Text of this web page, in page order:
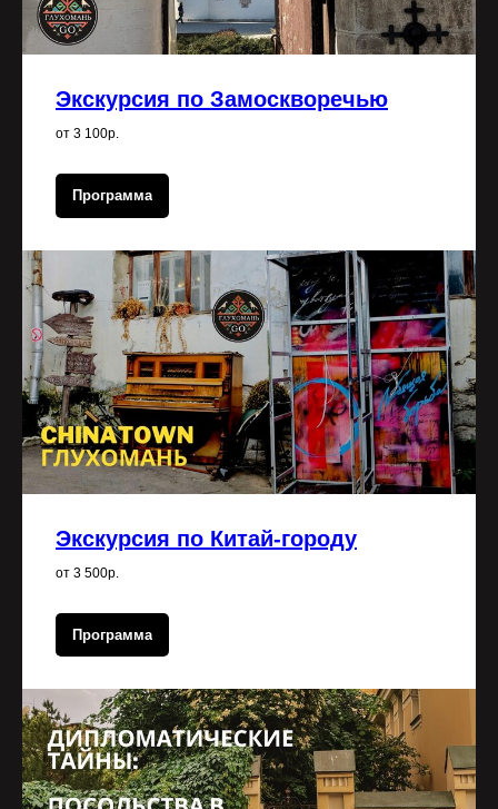
Экскурсия по Замоскворечью
от 3 100р.
Программа
Экскурсия по Китай-городу
от 3 500р.
Программа